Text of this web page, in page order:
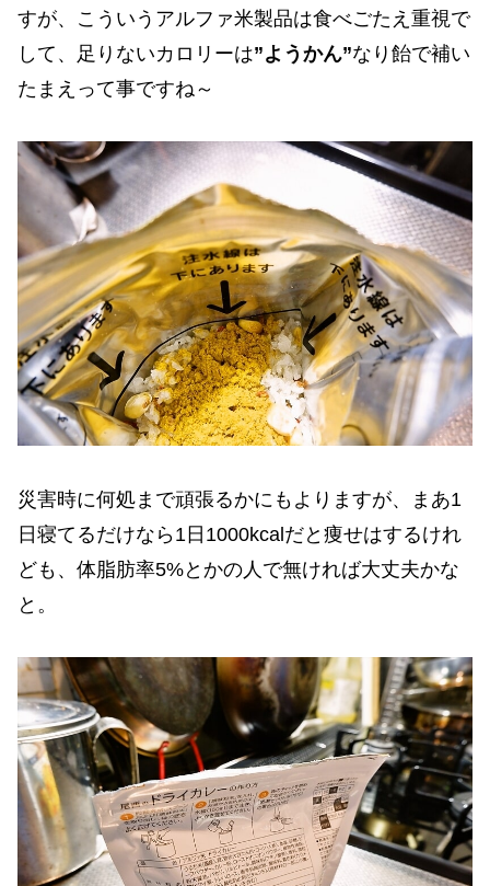
すが、こういうアルファ米製品は食べごたえ重視で
して、足りないカロリーは”ようかん”なり飴で補い
たまえって事ですね～
災害時に何処まで頑張るかにもよりますが、まあ1
日寝てるだけなら1日1000kcalだと痩せはするけれ
ども、体脂肪率5%とかの人で無ければ大丈夫かな
と。